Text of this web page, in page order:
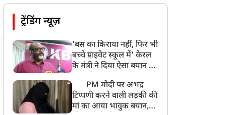
ट्रेंडिंग न्यूज़
'बस का किराया नहीं, फिर भी
बच्चे प्राइवेट स्कूल में' केरल
के मंत्री ने दिया ऐसा बयान की
PM मोदी पर अभद्र
टिप्पणी करने वाली लड़की की
मां का आया भावुक बयान,